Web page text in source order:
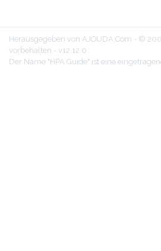
Herausgegeben von AJOUDA.Com - ©
vorbehalten - v12.12.0
Der Name "HPA Guide" ist eine